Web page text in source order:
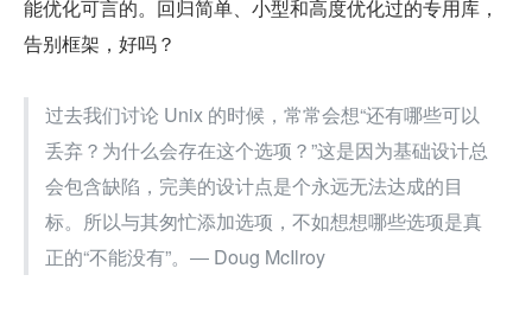
能优化可言的。回归简单、小型和高度优化过的专用库，
告别框架，好吗？
过去我们讨论 Unix 的时候，常常会想“还有哪些可以
丢弃？为什么会存在这个选项？”这是因为基础设计总
会包含缺陷，完美的设计点是个永远无法达成的目
标。所以与其匆忙添加选项，不如想想哪些选项是真
正的“不能没有”。― Doug McIlroy